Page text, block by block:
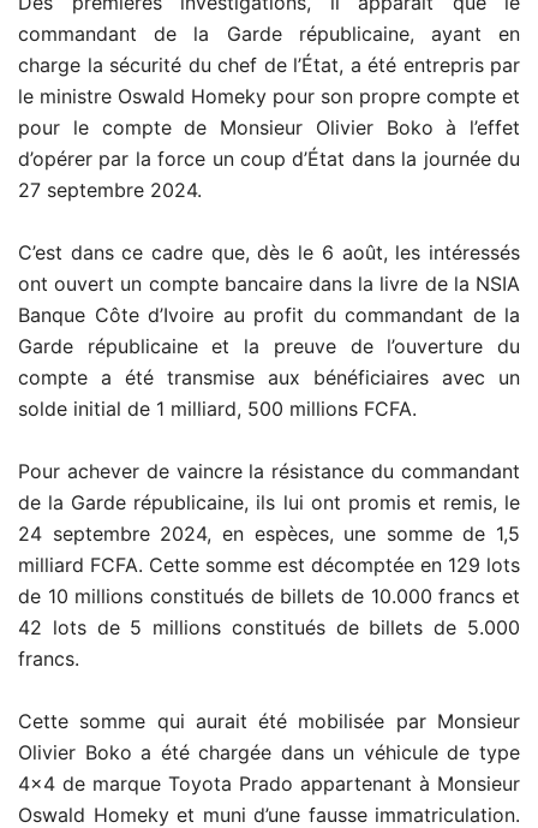
commandant de la Garde républicaine, ayant en
charge la sécurité du chef de l’État, a été entrepris par
le ministre Oswald Homeky pour son propre compte et
pour le compte de Monsieur Olivier Boko à l’effet
d’opérer par la force un coup d’État dans la journée du
27 septembre 2024.
C’est dans ce cadre que, dès le 6 août, les intéressés
ont ouvert un compte bancaire dans la livre de la NSIA
Banque Côte d’Ivoire au profit du commandant de la
Garde républicaine et la preuve de l’ouverture du
compte a été transmise aux bénéficiaires avec un
solde initial de 1 milliard, 500 millions FCFA.
Pour achever de vaincre la résistance du commandant
de la Garde républicaine, ils lui ont promis et remis, le
24 septembre 2024, en espèces, une somme de 1,5
milliard FCFA. Cette somme est décomptée en 129 lots
de 10 millions constitués de billets de 10.000 francs et
42 lots de 5 millions constitués de billets de 5.000
francs.
Cette somme qui aurait été mobilisée par Monsieur
Olivier Boko a été chargée dans un véhicule de type
4×4 de marque Toyota Prado appartenant à Monsieur
Oswald Homeky et muni d’une fausse immatriculation.